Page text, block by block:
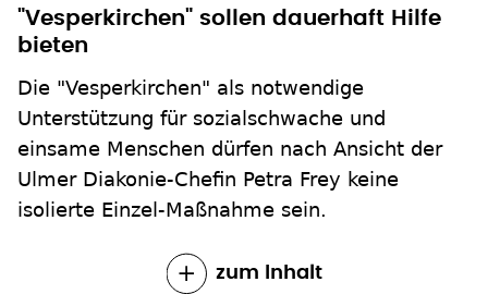
"Vesperkirchen" sollen dauerhaft Hilfe
bieten
Die "Vesperkirchen" als notwendige
Unterstützung für sozialschwache und
einsame Menschen dürfen nach Ansicht der
Ulmer Diakonie-Chefin Petra Frey keine
isolierte Einzel-Maßnahme sein.
zum Inhalt